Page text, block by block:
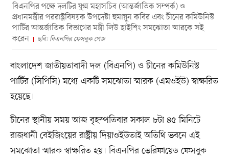
বিএনপির পক্ষে দলটির যুগ্ম মহাসচিব (আন্তর্জাতিক সম্পর্ক) ও
প্রধানমন্ত্রীর পররাষ্ট্রবিষয়ক উপদেষ্টা হুমায়ুন কবির এবং চীনের কমিউনিস্ট
পার্টির আন্তর্জাতিক বিভাগের মন্ত্রী লিউ হাইশিং সমঝোতা স্মারকে সই
করেন
ছবি: বিএনপির ফেসবুক পেজ
বাংলাদেশ জাতীয়তাবাদী দল (বিএনপি) ও চীনের কমিউনিস্ট
পার্টির (সিপিসি) মধ্যে একটি সমঝোতা স্মারক (এমওইউ) স্বাক্ষরিত
হয়েছে।
চীনের স্থানীয় সময় আজ বৃহস্পতিবার সকাল ৮টা ৪৫ মিনিটে
রাজধানী বেইজিংয়ের রাষ্ট্রীয় দিয়াওইউতাই অতিথি ভবনে এই
সমঝোতা স্মারক স্বাক্ষরিত হয়। বিএনপির ভেরিফায়েড ফেসবুক